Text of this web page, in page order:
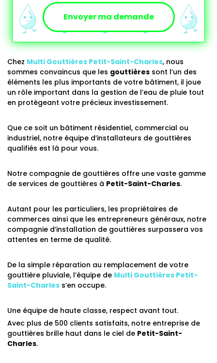
Chez Multi Gouttières Petit-Saint-Charles, nous
sommes convaincus que les gouttières sont l’un des
éléments les plus importants de votre bâtiment, il joue
un rôle important dans la gestion de l’eau de pluie tout
en protègeant votre précieux investissement.
Que ce soit un bâtiment résidentiel, commercial ou
industriel, notre équipe d’installateurs de gouttières
qualifiés est là pour vous.
Notre compagnie de gouttières offre une vaste gamme
de services de gouttières à Petit-Saint-Charles.
Autant pour les particuliers, les propriétaires de
commerces ainsi que les entrepreneurs généraux, notre
compagnie d’installation de gouttières surpassera vos
attentes en terme de qualité.
De la simple réparation au remplacement de votre
gouttière pluviale, l’équipe de Multi Gouttières Petit-
Saint-Charles s’en occupe.
Une équipe de haute classe, respect avant tout.
Avec plus de 500 clients satisfaits, notre entreprise de
gouttières brille haut dans le ciel de Petit-Saint-
Charles.
Envoyer ma demande